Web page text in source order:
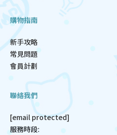
購物指南
新手攻略
常見問題
會員計劃
聯絡我們
[email protected]
服務時段: